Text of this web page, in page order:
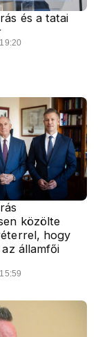
és a tatai
közölte
hogy
államfői